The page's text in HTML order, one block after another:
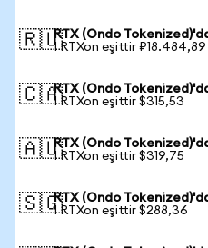
🇷🇺RTX (Ondo
1 RTXon eşittir ₽18.484,89
🇨🇦RTX (Ondo
1 RTXon eşittir $315,53
🇦🇺RTX (Ondo
1 RTXon eşittir $319,75
🇸🇬RTX (Ondo
1 RTXon eşittir $288,36